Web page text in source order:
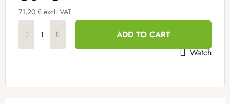
71,20 € excl. VAT
ADD TO CART
Watch